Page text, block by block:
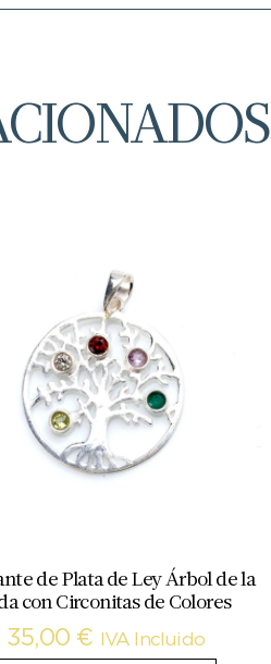
de Plata de Ley Árbol de la
con Circonitas de Colores
35,00 € IVA Incluido